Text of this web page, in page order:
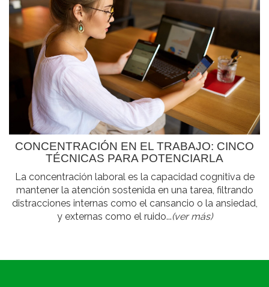
CONCENTRACIÓN EN EL TRABAJO: CINCO
TÉCNICAS PARA POTENCIARLA
La concentración laboral es la capacidad cognitiva de
mantener la atención sostenida en una tarea, filtrando
distracciones internas como el cansancio o la ansiedad,
y externas como el ruido...(ver más)